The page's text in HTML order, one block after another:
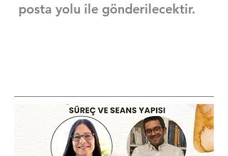
posta yolu ile gönderilecektir.